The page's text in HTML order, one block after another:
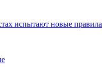
испытают новые